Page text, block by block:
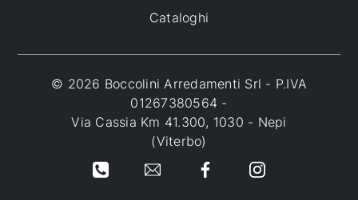
Cataloghi
© 2026 Boccolini Arredamenti Srl - P.IVA
01267380564 -
Via Cassia Km 41.300, 1030 - Nepi
(Viterbo)